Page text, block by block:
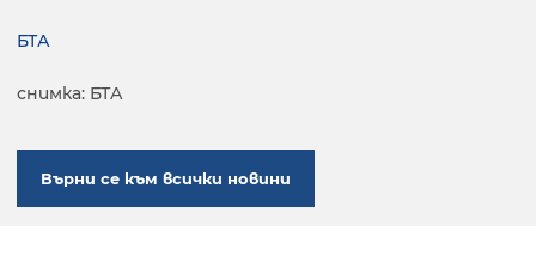
БТА
снимка: БТА
Върни се към всички новини